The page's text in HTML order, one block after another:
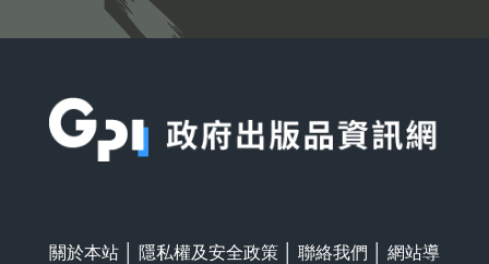
關於本站 隱私權及安全政策 聯絡我們
網站導